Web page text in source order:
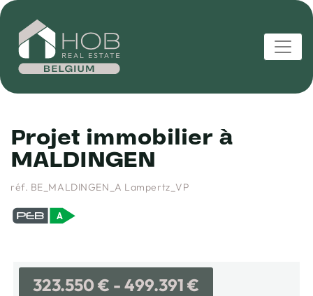
Projet immobilier à
MALDINGEN
réf. BE_MALDINGEN_A Lampertz_VP
323.550 € - 499.391 €